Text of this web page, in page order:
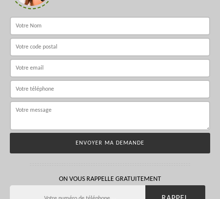
ON VOUS RAPPELLE GRATUITEMENT